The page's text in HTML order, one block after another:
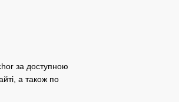
за доступною
а також по